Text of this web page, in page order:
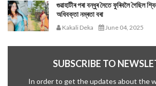
গুৱাহাটীৰ পৰা বন্ধুৰ সৈতে ফুৰিবলৈ গৈছিল
অধিবক্তা নম্ৰতা বৰা
Kakali Deka June 04, 2025
SUBSCRIBE TO
In order to get the updates about the